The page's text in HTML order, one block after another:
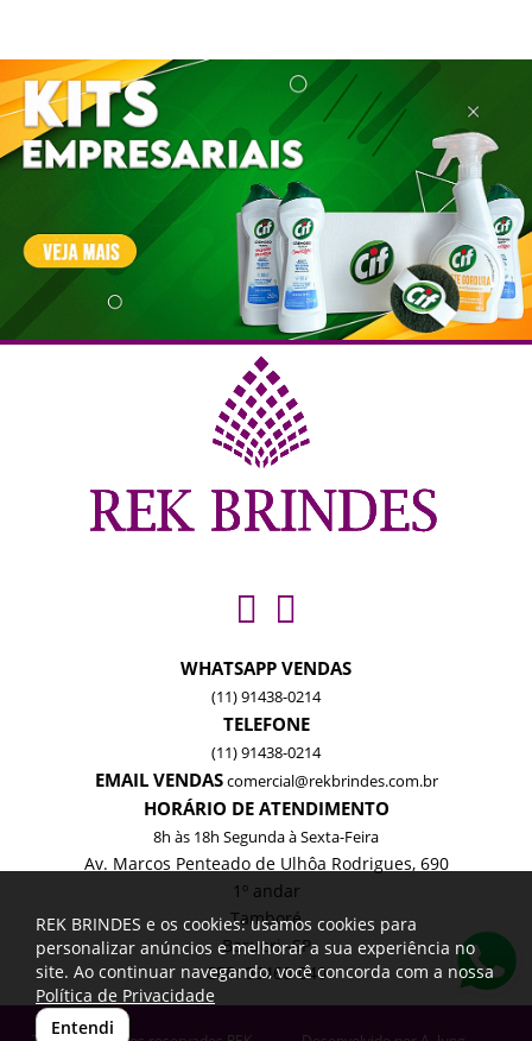
WHATSAPP VENDAS
(11) 91438-0214
TELEFONE
(11) 91438-0214
EMAIL VENDAScomercial@rekbrindes.com.br
HORÁRIO DE ATENDIMENTO
8h às 18h Segunda à Sexta-Feira
Av. Marcos Penteado de Ulhôa Rodrigues, 690
1º andar
Tamboré
Barueri -SP
CEP: 06460-040
REK BRINDES e os cookies: usamos cookies para
personalizar anúncios e melhorar a sua experiência no
site. Ao continuar navegando, você concorda com a nossa
Política de Privacidade
Entendi